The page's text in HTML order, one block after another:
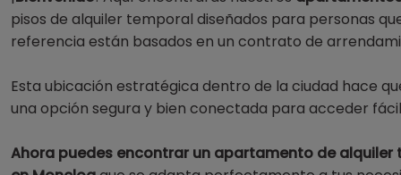
pisos de alquiler temporal diseñados para personas
referencia están basados en un contrato de
Esta ubicación estratégica dentro de la ciudad hace
una opción segura y bien conectada para acceder
Ahora puedes encontrar un apartamento de